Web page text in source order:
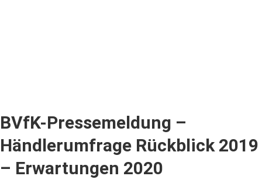
BVfK-Pressemeldung –
Händlerumfrage Rückblick 2019
– Erwartungen 2020